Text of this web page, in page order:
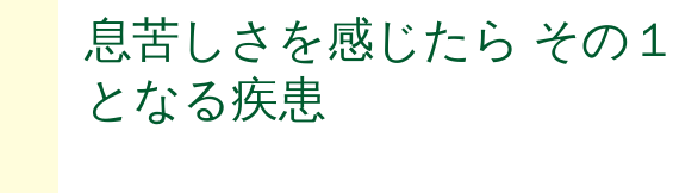
息苦しさを感じたら その
となる疾患